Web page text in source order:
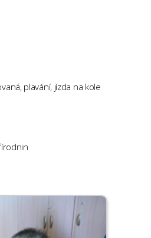
plavání, jízda na kole